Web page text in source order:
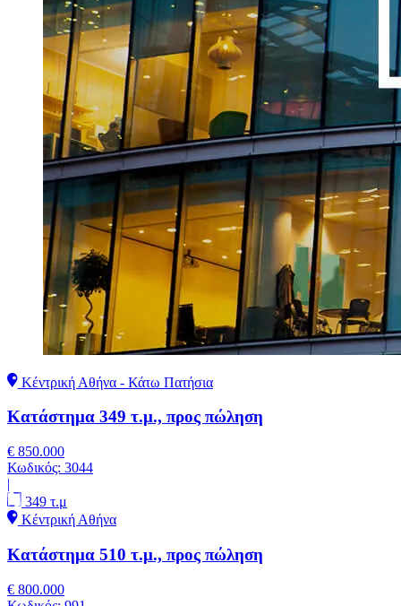
Κέντρική Αθήνα - Κάτω Πατήσια
Κατάστημα 349 τ.μ., προς πώληση
€ 850.000
Κωδικός: 3044
|
349 τ.μ
Κέντρική Αθήνα
Κατάστημα 510 τ.μ., προς πώληση
€ 800.000